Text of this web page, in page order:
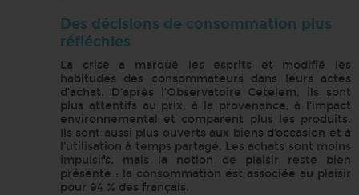
Des décisions de consommation plus
réfléchies
La crise a marqué les esprits et modifié les
habitudes des consommateurs dans leurs actes
d’achat. D’après l’Observatoire Cetelem, ils sont
plus attentifs au prix, à la provenance, à l’impact
environnemental et comparent plus les produits.
Ils sont aussi plus ouverts aux biens d’occasion et à
l’utilisation à temps partagé. Les achats sont moins
impulsifs, mais la notion de plaisir reste bien
présente : la consommation est associée au plaisir
pour 94 % des français.